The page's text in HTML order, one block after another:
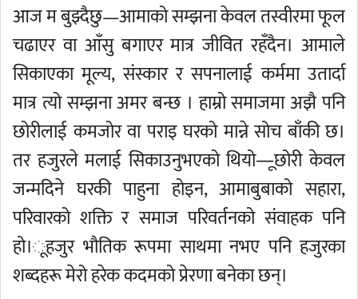
आज म बुझ्दैछु—आमाको सम्झना केवल तस्वीरमा फूल
चढाएर वा आँसु बगाएर मात्र जीवित रहँदैन। आमाले
सिकाएका मूल्य, संस्कार र सपनालाई कर्ममा उतार्दा
मात्र त्यो सम्झना अमर बन्छ । हाम्रो समाजमा अझै पनि
छोरीलाई कमजोर वा पराइ घरको मान्ने सोच बाँकी छ।
तर हजुरले मलाई सिकाउनुभएको थियो—ूछोरी केवल
जन्मदिने घरकी पाहुना होइन, आमाबुबाको सहारा,
परिवारको शक्ति र समाज परिवर्तनको संवाहक पनि
हो।ूहजुर भौतिक रूपमा साथमा नभए पनि हजुरका
शब्दहरू मेरो हरेक कदमको प्रेरणा बनेका छन्।